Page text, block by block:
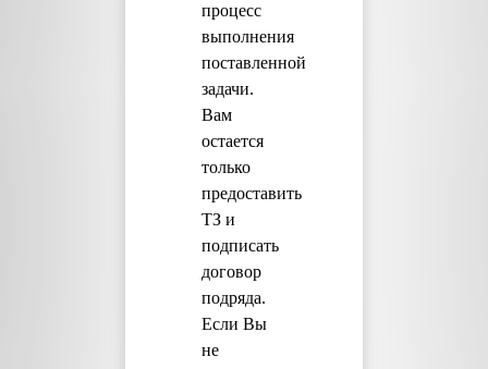
процесс
выполнения
поставленной
задачи.
Вам
остается
только
предоставить
ТЗ и
подписать
договор
подряда.
Если Вы
не